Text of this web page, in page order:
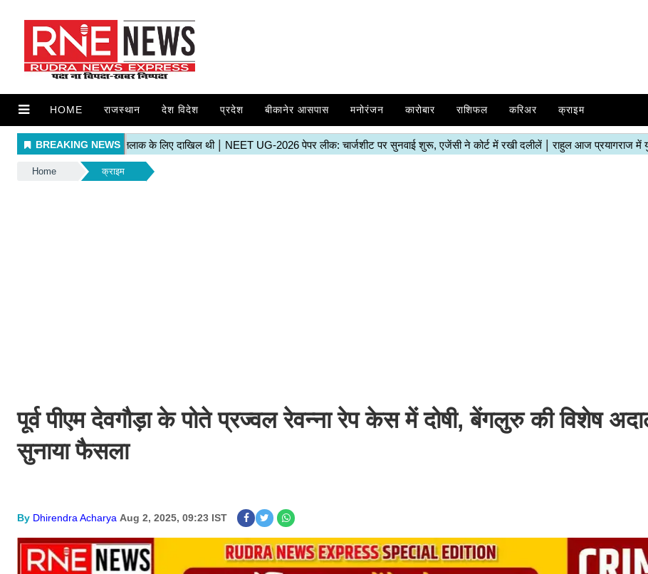
HOME राजस्थान देश विदेश प्रदेश बीकानेर आसपास मनोरंजन कारोबार राशिफल करिअर क्राइम
Home क्राइम
पूर्व पीएम देवगौड़ा के पोते प्रज्वल रेवन्ना रेप केस में दोषी, बेंगलुरु की विशेष
सुनाया फैसला
By Dhirendra Acharya Aug 2, 2025, 09:23 IST